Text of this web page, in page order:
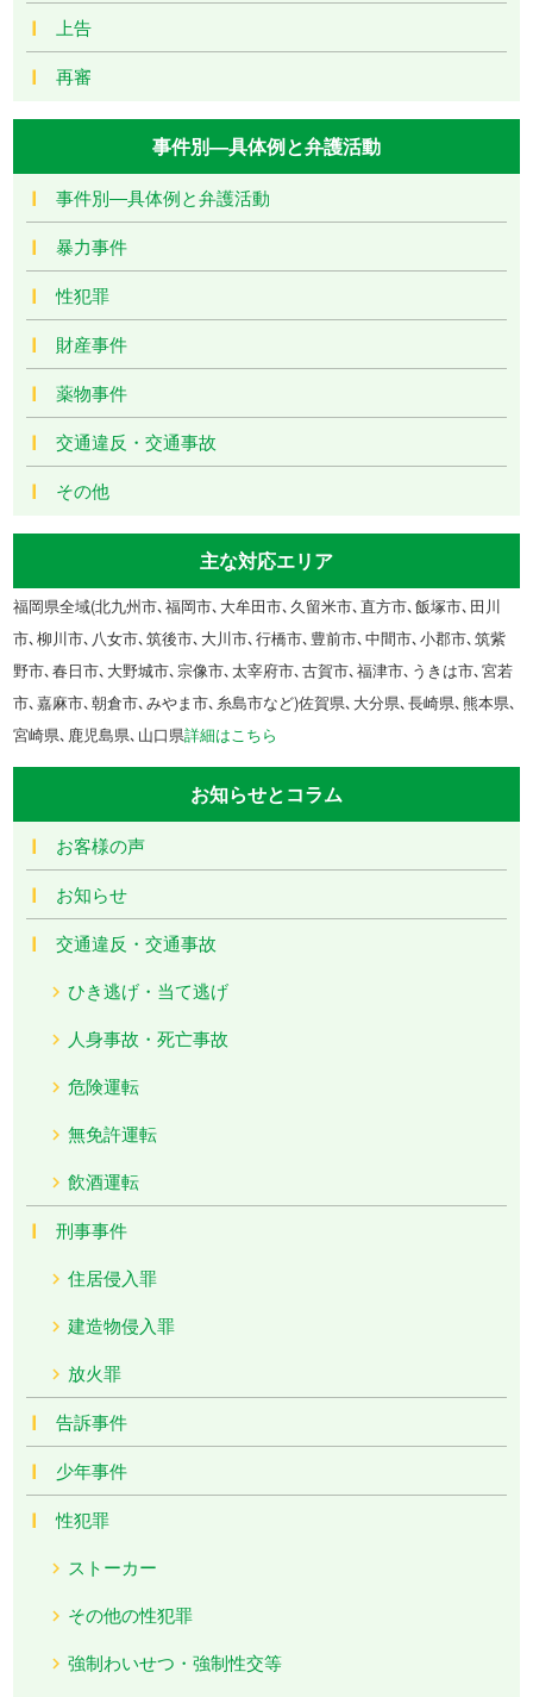
上告
再審
事件別―具体例と弁護活動
事件別―具体例と弁護活動
暴力事件
性犯罪
財産事件
薬物事件
交通違反・交通事故
その他
主な対応エリア
福岡県全域(北九州市､福岡市､大牟田市､久留米市､直方市､飯塚市､田川
市､柳川市､八女市､筑後市､大川市､行橋市､豊前市､中間市､小郡市､筑紫
野市､春日市､大野城市､宗像市､太宰府市､古賀市､福津市､うきは市､宮若
市､嘉麻市､朝倉市､みやま市､糸島市など)佐賀県､大分県､長崎県､熊本県､
宮崎県､鹿児島県､山口県詳細はこちら
お知らせとコラム
お客様の声
お知らせ
交通違反・交通事故
ひき逃げ・当て逃げ
人身事故・死亡事故
危険運転
無免許運転
飲酒運転
刑事事件
住居侵入罪
建造物侵入罪
放火罪
告訴事件
少年事件
性犯罪
ストーカー
その他の性犯罪
強制わいせつ・強制性交等